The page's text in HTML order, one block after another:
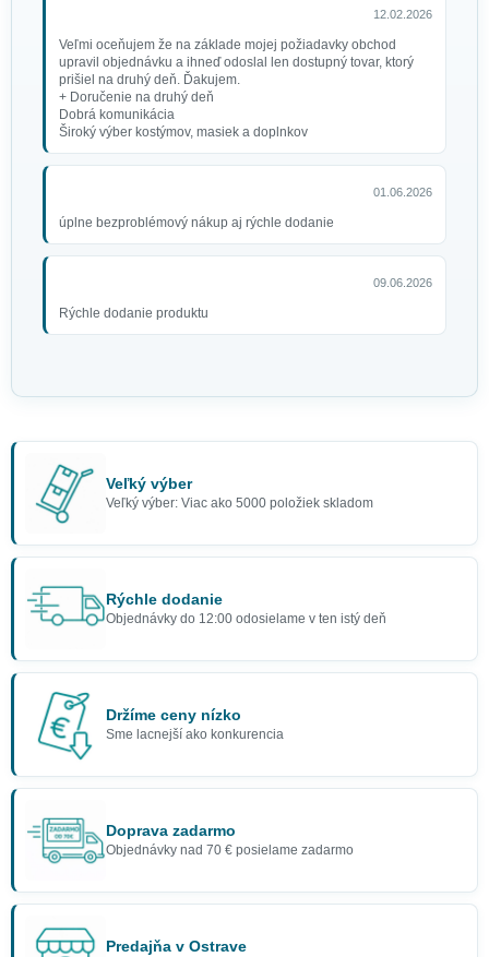
12.02.2026
Veľmi oceňujem že na základe mojej požiadavky obchod
upravil objednávku a ihneď odoslal len dostupný tovar, ktorý
prišiel na druhý deň. Ďakujem.
+ Doručenie na druhý deň
Dobrá komunikácia
Široký výber kostýmov, masiek a doplnkov
01.06.2026
úplne bezproblémový nákup aj rýchle dodanie
09.06.2026
Rýchle dodanie produktu
Veľký výber
Veľký výber: Viac ako 5000 položiek skladom
Rýchle dodanie
Objednávky do 12:00 odosielame v ten istý deň
Držíme ceny nízko
Sme lacnejší ako konkurencia
Doprava zadarmo
Objednávky nad 70 € posielame zadarmo
Predajňa v Ostrave